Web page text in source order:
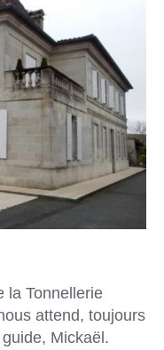
la Tonnellerie
attend, toujours
Mickaël.